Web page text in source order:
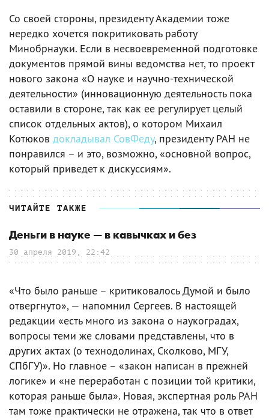
Со своей стороны, президенту Академии тоже
нередко хочется покритиковать работу
Минобрнауки. Если в несвоевременной подготовке
документов прямой вины ведомства нет, то проект
нового закона «О науке и научно-технической
деятельности» (инновационную деятельность пока
оставили в стороне, так как ее регулирует целый
список отдельных актов), о котором Михаил
Котюков докладывал СовФеду, президенту РАН не
понравился – и это, возможно, «основной вопрос,
который приведет к дискуссиям».
ЧИТАЙТЕ ТАКЖЕ
Деньги в науке — в кавычках и без
30 апреля 2019, 22:42
«Что было раньше – критиковалось Думой и было
отвергнуто», — напомнил Сергеев. В настоящей
редакции «есть много из закона о наукоградах,
вопросы теми же словами представлены, что в
других актах (о технодолинах, Сколково, МГУ,
СПбГУ)». Но главное – «закон написан в прежней
логике» и «не переработан с позиции той критики,
которая раньше была». Новая, экспертная роль РАН
там тоже практически не отражена, так что в ответ